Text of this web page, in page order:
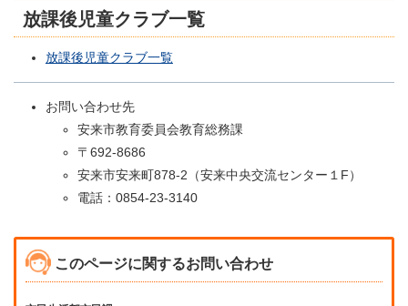
放課後児童クラブ一覧
放課後児童クラブ一覧
お問い合わせ先
安来市教育委員会教育総務課
〒692-8686
安来市安来町878-2（安来中央交流センター１F）
電話：0854-23-3140
このページに関するお問い合わせ